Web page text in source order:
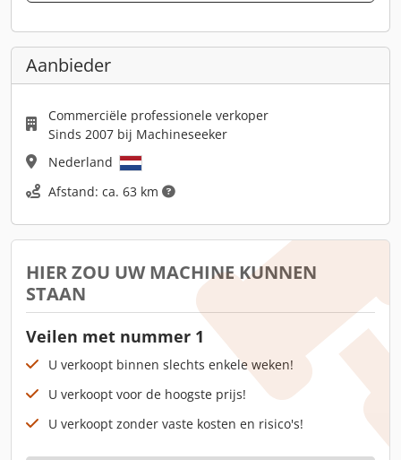
Aanbieder
Commerciële professionele verkoper
Sinds 2007 bij Machineseeker
Nederland
Afstand: ca. 63 km
HIER ZOU UW MACHINE KUNNEN
STAAN
Veilen met nummer 1
U verkoopt binnen slechts enkele weken!
U verkoopt voor de hoogste prijs!
U verkoopt zonder vaste kosten en risico's!